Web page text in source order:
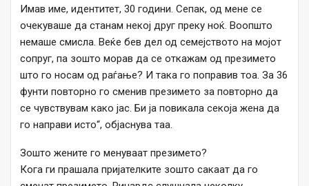
Имав име, идентитет, 30 години. Сепак, од мене се
очекуваше да станам некој друг преку ноќ. Воопшто
немаше смисла. Веќе бев дел од семејството на мојот
сопруг, па зошто морав да се откажам од презимето
што го носам од раѓање? И така го поправив тоа. За 36
фунти повторно го сменив презимето за повторно да
се чувствувам како јас. Би ја повикала секоја жена да
го направи исто“, објаснува таа.
Зошто жените го менуваат презимето?
Кога ги прашала пријателките зошто сакаат да го